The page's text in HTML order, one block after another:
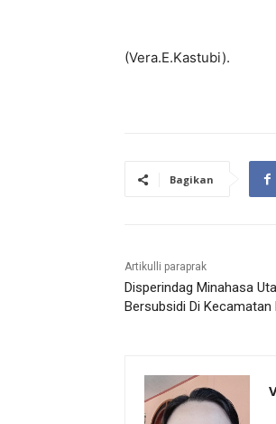
(Vera.E.Kastubi).
Bagikan
Artikulli paraprak
Disperindag Minahasa
Bersubsidi Di Kecamatan